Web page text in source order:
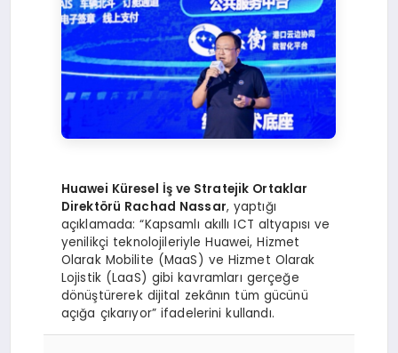
Huawei Küresel İş ve Stratejik Ortaklar
Direktörü Rachad Nassar, yaptığı
açıklamada: “Kapsamlı akıllı ICT altyapısı ve
yenilikçi teknolojileriyle Huawei, Hizmet
Olarak Mobilite (MaaS) ve Hizmet Olarak
Lojistik (LaaS) gibi kavramları gerçeğe
dönüştürerek dijital zekânın tüm gücünü
açığa çıkarıyor” ifadelerini kullandı.